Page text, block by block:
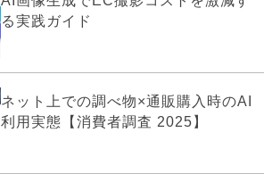
る実践ガイド
ネット上での調べ物×通販購入時のAI
利用実態【消費者調査 2025】